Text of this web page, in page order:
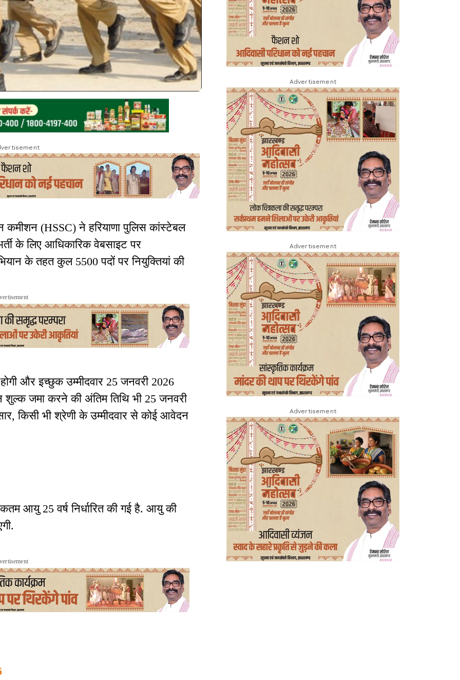
कमीशन (HSSC) ने हरियाणा पुलिस कांस्टेबल
के लिए आधिकारिक वेबसाइट पर
के तहत कुल 5500 पदों पर नियुक्तियां की
और इच्छुक उम्मीदवार 25 जनवरी 2026
जमा करने की अंतिम तिथि भी 25 जनवरी
किसी भी श्रेणी के उम्मीदवार से कोई आवेदन
आयु 25 वर्ष निर्धारित की गई है. आयु की
Advertisement
Advertisement
Advertisement